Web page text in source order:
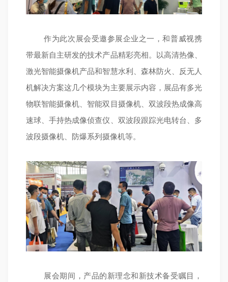
作为此次展会受邀参展企业之一，和普威视携
带最新自主研发的技术产品精彩亮相。以高清热像、
激光智能摄像机产品和智慧水利、森林防火、反无人
机解决方案这几个模块为主要展示内容，展品有多光
物联智能摄像机、智能双目摄像机、双波段热成像高
速球、手持热成像侦查仪、双波段跟踪光电转台、多
波段摄像机、防爆系列摄像机等。
展会期间，产品的新理念和新技术备受瞩目，